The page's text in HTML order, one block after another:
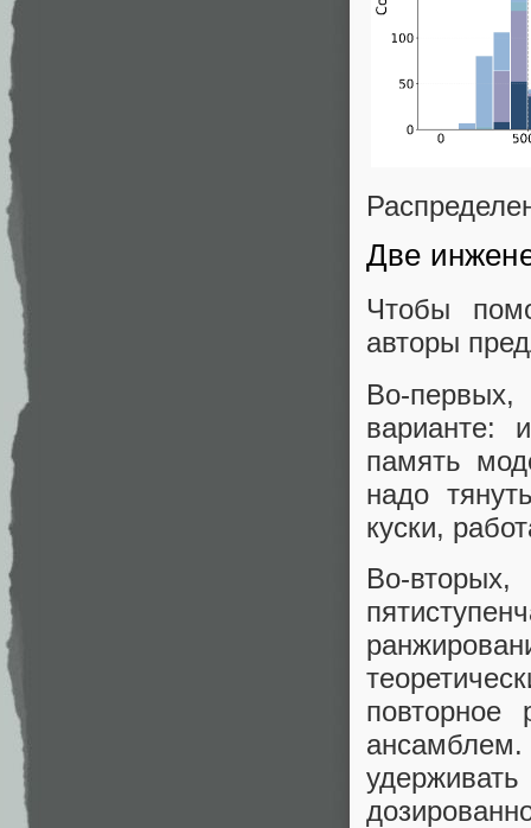
Две
Чтобы
авторы
варианте:
память
надо
куски,
повторное